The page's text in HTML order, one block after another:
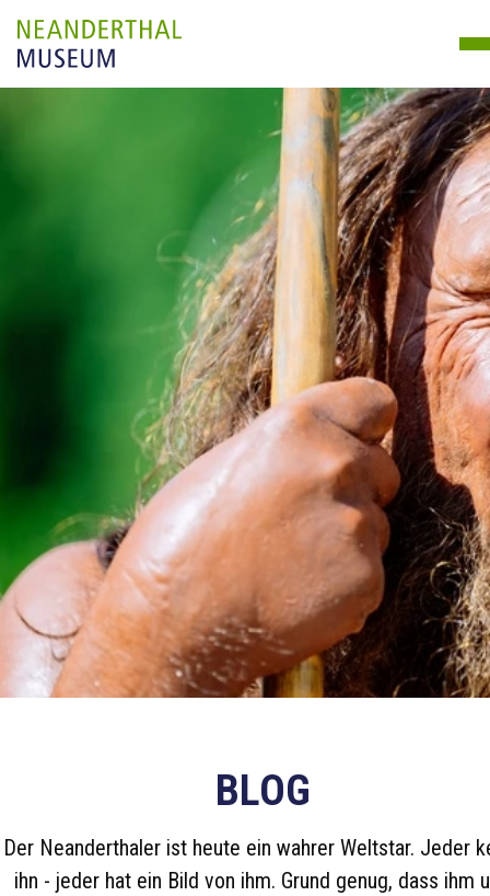
BLOG
Der Neanderthaler ist heute ein wahrer Weltstar. Jeder
ihn - jeder hat ein Bild von ihm. Grund genug, dass ihm